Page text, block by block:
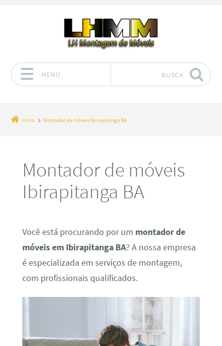
MENU BUSCA
Início Montador de móveis Ibirapitanga BA
Montador de móveis
Ibirapitanga BA
Você está procurando por um montador de
móveis em Ibirapitanga BA? A nossa empresa
é especializada em serviços de montagem,
com profissionais qualificados.